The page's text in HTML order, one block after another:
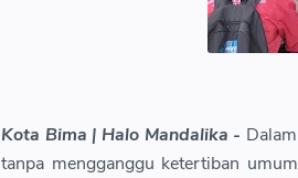
Kota Bima | Halo Mandalika -
tanpa mengganggu ketertiban